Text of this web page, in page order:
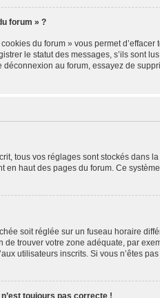
forum » ?
du forum » vous permet
le statut des messages, s’ils sont
au forum, essayez de
tous vos réglages sont stockés dans
en haut des pages du forum. Ce
soit réglée sur un fuseau horaire
de trouver votre zone adéquate, par
utilisateurs inscrits. Si vous n’êtes
toujours pas correcte !